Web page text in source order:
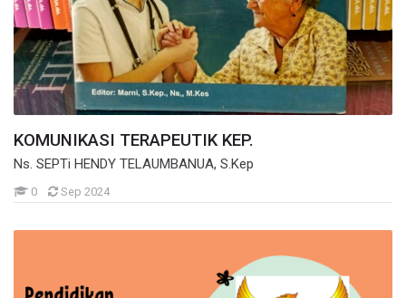
KOMUNIKASI TERAPEUTIK KEP.
Ns. SEPTi HENDY TELAUMBANUA, S.Kep
0Mahasiswa
Sep 2024